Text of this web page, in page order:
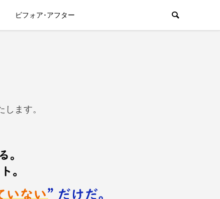
ビフォア･アフター
ます。